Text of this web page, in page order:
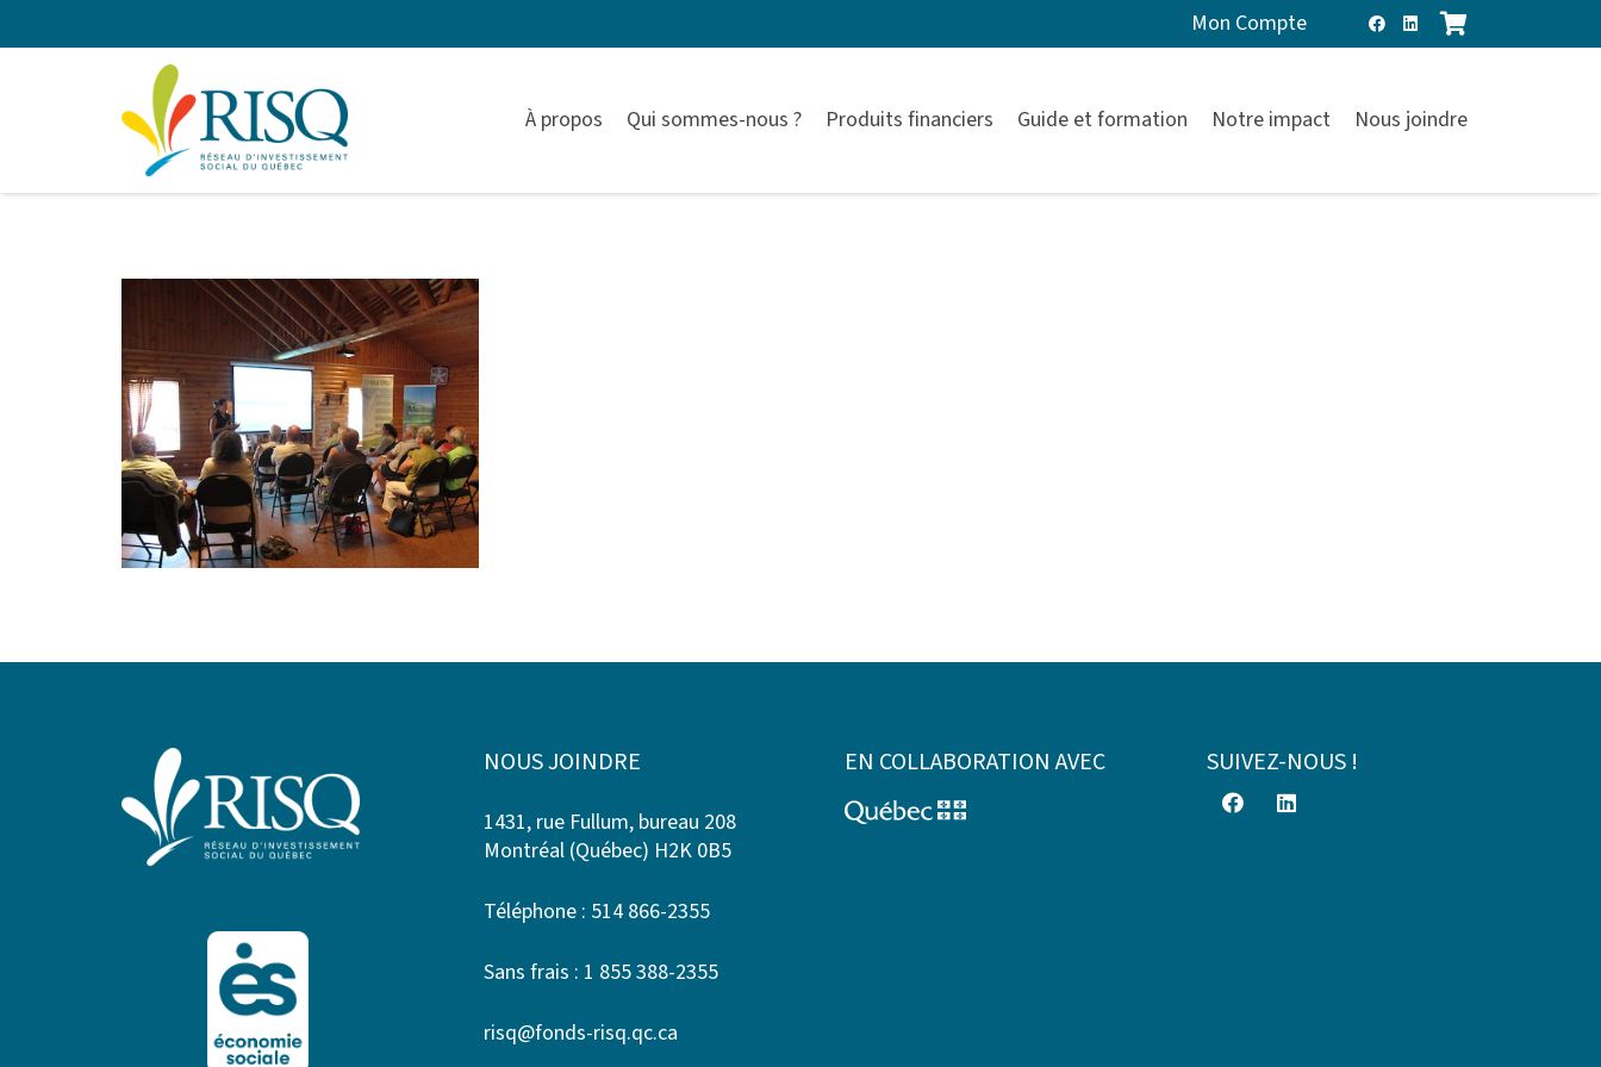
Mon Compte
À propos Qui sommes-nous ? Produits financiers Guide et formation Notre impact Nous joindre
NOUS JOINDRE
1431, rue Fullum, bureau 208
Montréal (Québec) H2K 0B5
Téléphone : 514 866-2355
Sans frais : 1 855 388-2355
risq@fonds-risq.qc.ca
EN COLLABORATION AVEC SUIVEZ-NOUS !